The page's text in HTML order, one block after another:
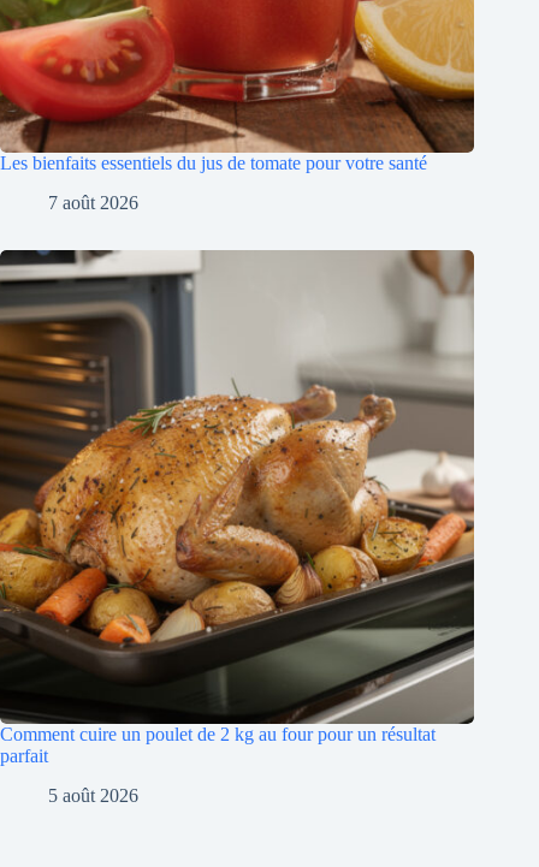
Les bienfaits essentiels du jus de tomate pour votre santé
7 août 2026
Comment cuire un poulet de 2 kg au four pour un résultat
parfait
5 août 2026